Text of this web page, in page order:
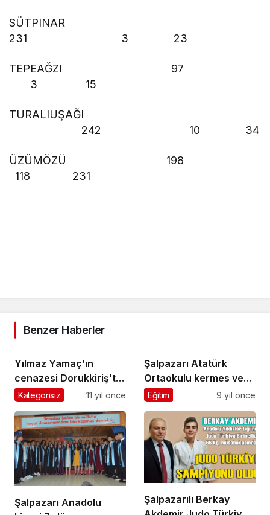
SÜTPINAR
231 3 23
TEPEAĞZI 97
3 15
TURALIUŞAĞI
242 10 34
ÜZÜMÖZÜ 198
118 231
Benzer Haberler
Yılmaz Yamaç’ın
cenazesi Dorukkiriş’te
toprağa verildi
Kategorisiz 11 yıl önce
Şalpazarı Atatürk
Ortaokulu kermes ve
sergi düzenledi
Eğitim 9 yıl önce
Şalpazarı Anadolu
Şalpazarılı Berkay